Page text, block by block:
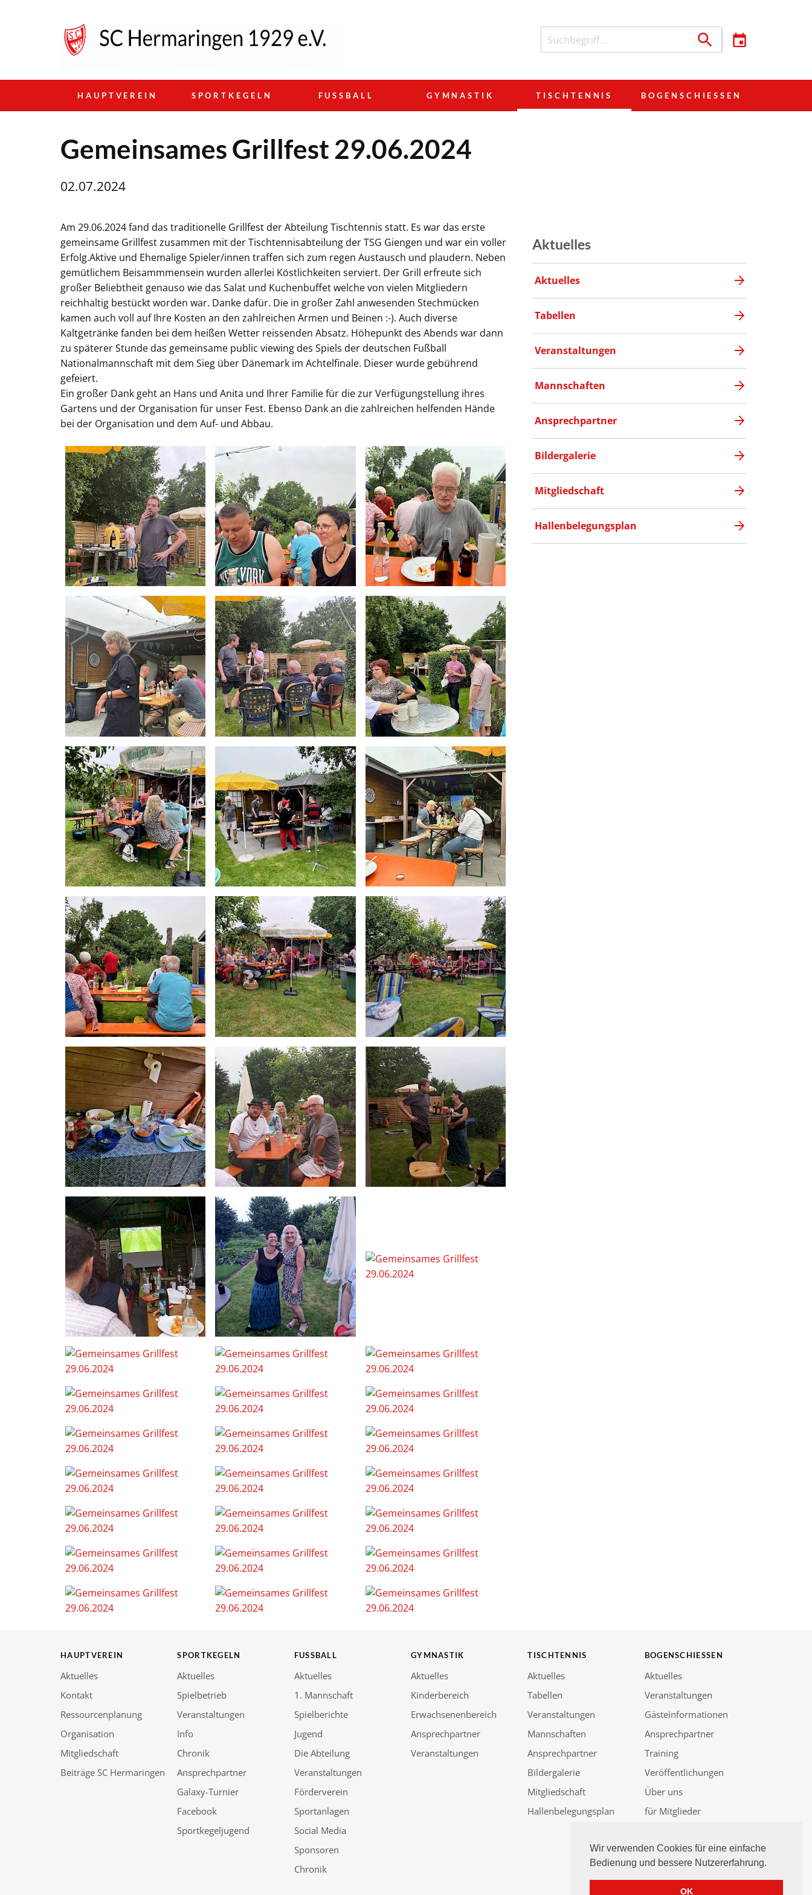
Wir verwenden Cookies für eine einfache
Bedienung und bessere Nutzererfahrung.
OK
HAUPTVEREIN SPORTKEGELN FUSSBALL GYMNASTIK TISCHTENNIS BOGENSCHIESSEN
Gemeinsames Grillfest 29.06.2024
02.07.2024
Am 29.06.2024 fand das traditionelle Grillfest der Abteilung Tischtennis statt. Es war das erste
gemeinsame Grillfest zusammen mit der Tischtennisabteilung der TSG Giengen und war ein voller
Erfolg.Aktive und Ehemalige Spieler/innen traffen sich zum regen Austausch und plaudern. Neben
gemütlichem Beisammmensein wurden allerlei Köstlichkeiten serviert. Der Grill erfreute sich
großer Beliebtheit genauso wie das Salat und Kuchenbuffet welche von vielen Mitgliedern
reichhaltig bestückt worden war. Danke dafür. Die in großer Zahl anwesenden Stechmücken
kamen auch voll auf Ihre Kosten an den zahlreichen Armen und Beinen :-). Auch diverse
Kaltgetränke fanden bei dem heißen Wetter reissenden Absatz. Höhepunkt des Abends war dann
zu späterer Stunde das gemeinsame public viewing des Spiels der deutschen Fußball
Nationalmannschaft mit dem Sieg über Dänemark im Achtelfinale. Dieser wurde gebührend
gefeiert.
Ein großer Dank geht an Hans und Anita und Ihrer Familie für die zur Verfügungstellung ihres
Gartens und der Organisation für unser Fest. Ebenso Dank an die zahlreichen helfenden Hände
bei der Organisation und dem Auf- und Abbau.
Aktuelles
Aktuelles
Tabellen
Veranstaltungen
Mannschaften
Ansprechpartner
Bildergalerie
Mitgliedschaft
Hallenbelegungsplan
HAUPTVEREIN
Aktuelles
Kontakt
Ressourcenplanung
Organisation
Mitgliedschaft
Beiträge SC Hermaringen
SPORTKEGELN
Aktuelles
Spielbetrieb
Veranstaltungen
Info
Chronik
Ansprechpartner
Galaxy-Turnier
Facebook
Sportkegeljugend
FUSSBALL
Aktuelles
1. Mannschaft
Spielberichte
Jugend
Die Abteilung
Veranstaltungen
Förderverein
Sportanlagen
Social Media
Sponsoren
Chronik
GYMNASTIK
Aktuelles
Kinderbereich
Erwachsenenbereich
Ansprechpartner
Veranstaltungen
TISCHTENNIS
Aktuelles
Tabellen
Veranstaltungen
Mannschaften
Ansprechpartner
Bildergalerie
Mitgliedschaft
Hallenbelegungsplan
BOGENSCHIESSEN
Aktuelles
Veranstaltungen
Gästeinformationen
Ansprechpartner
Training
Veröffentlichungen
Über uns
für Mitglieder